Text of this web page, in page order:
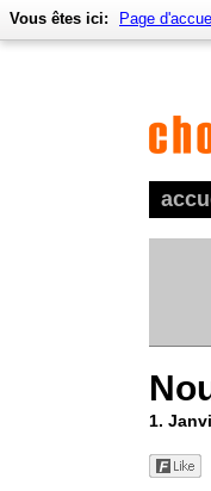
Vous êtes ici: Page
1.